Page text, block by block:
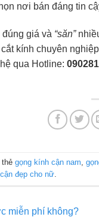
nơi bán đáng tin
giá và “săn”
kính chuyên
qua Hotline:
gọng kính cận nam
đẹp cho nữ.
miễn phí không?